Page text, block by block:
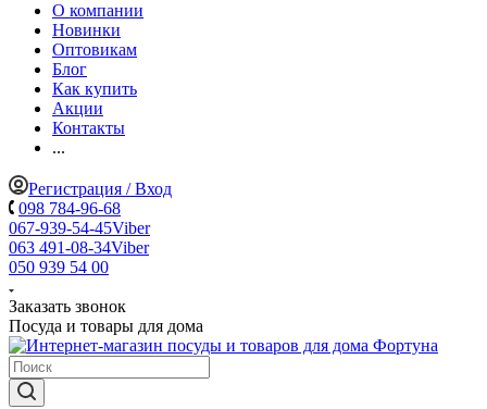
О компании
Новинки
Оптовикам
Блог
Как купить
Акции
Контакты
...
Регистрация / Вход
098 784-96-68
067-939-54-45Viber
063 491-08-34Viber
050 939 54 00
Заказать звонок
Посуда и товары для дома